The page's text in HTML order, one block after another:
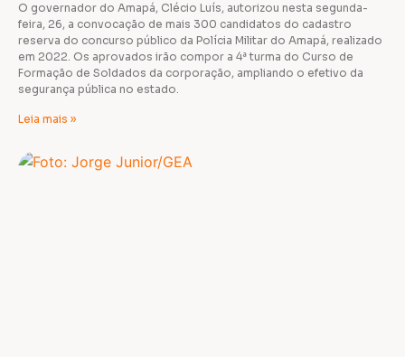
O governador do Amapá, Clécio Luís, autorizou nesta segunda-
feira, 26, a convocação de mais 300 candidatos do cadastro
reserva do concurso público da Polícia Militar do Amapá, realizado
em 2022. Os aprovados irão compor a 4ª turma do Curso de
Formação de Soldados da corporação, ampliando o efetivo da
segurança pública no estado.
Leia mais »